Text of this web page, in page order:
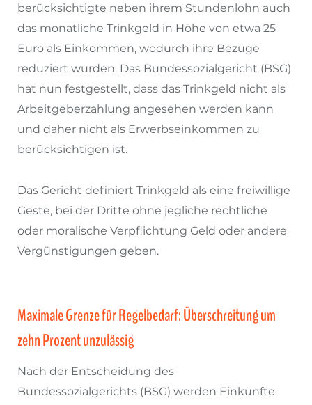
berücksichtigte neben ihrem Stundenlohn auch
das monatliche Trinkgeld in Höhe von etwa 25
Euro als Einkommen, wodurch ihre Bezüge
reduziert wurden. Das Bundessozialgericht (BSG)
hat nun festgestellt, dass das Trinkgeld nicht als
Arbeitgeberzahlung angesehen werden kann
und daher nicht als Erwerbseinkommen zu
berücksichtigen ist.
Das Gericht definiert Trinkgeld als eine freiwillige
Geste, bei der Dritte ohne jegliche rechtliche
oder moralische Verpflichtung Geld oder andere
Vergünstigungen geben.
Maximale Grenze für Regelbedarf: Überschreitung um
zehn Prozent unzulässig
Nach der Entscheidung des
Bundessozialgerichts (BSG) werden Einkünfte